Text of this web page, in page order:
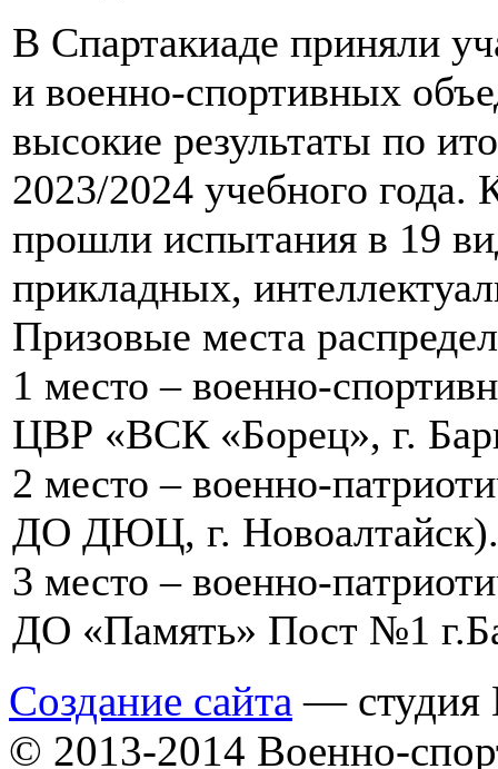
В Спартакиаде приняли
и военно-спортивных
высокие результаты по
2023/2024 учебного
прошли испытания в 19
прикладных,
Призовые места
1 место – военно-
ЦВР «ВСК «Борец», г.
2 место – военно-
ДО ДЮЦ, г. Новоалтайск).
3 место – военно-
ДО «Память» Пост №1
Создание сайта — студия
© 2013-2014 Военно-